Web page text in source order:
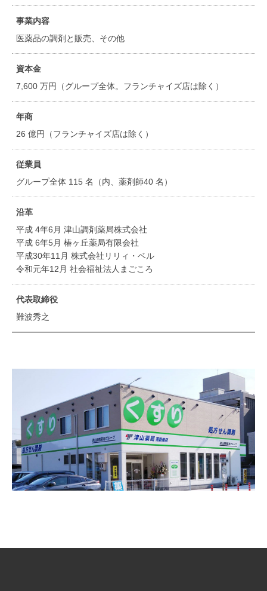
事業内容
医薬品の調剤と販売、その他
資本金
7,600 万円（グループ全体。フランチャイズ店は除く）
年商
26 億円（フランチャイズ店は除く）
従業員
グループ全体 115 名（内、薬剤師40 名）
沿革
平成 4年6月 津山調剤薬局株式会社
平成 6年5月 椿ヶ丘薬局有限会社
平成30年11月 株式会社リリィ・ベル
令和元年12月 社会福祉法人まごころ
代表取締役
難波秀之